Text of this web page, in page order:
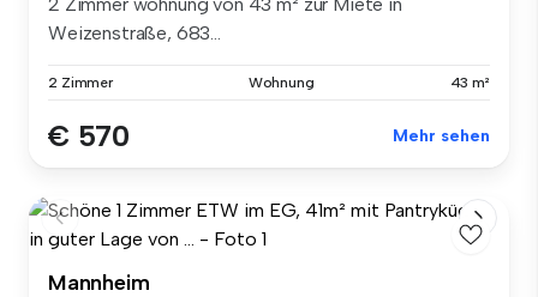
Weizenstraße, 683...
2 Zimmer Wohnung 43 m²
€ 570 Mehr sehen
Mannheim